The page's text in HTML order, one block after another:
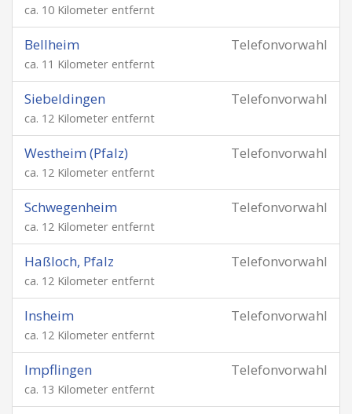
ca. 10 Kilometer entfernt
Telefonvorwahl
Bellheim
ca. 11 Kilometer entfernt
Telefonvorwahl
Siebeldingen
ca. 12 Kilometer entfernt
Telefonvorwahl
Westheim (Pfalz)
ca. 12 Kilometer entfernt
Telefonvorwahl
Schwegenheim
ca. 12 Kilometer entfernt
Telefonvorwahl
Haßloch, Pfalz
ca. 12 Kilometer entfernt
Telefonvorwahl
Insheim
ca. 12 Kilometer entfernt
Telefonvorwahl
Impflingen
ca. 13 Kilometer entfernt